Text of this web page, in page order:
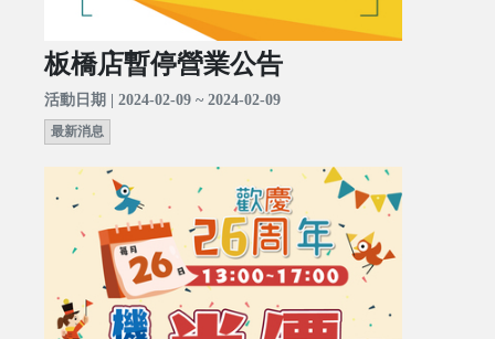
板橋店暫停營業公告
活動日期 | 2024-02-09 ~ 2024-02-09
最新消息